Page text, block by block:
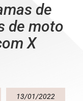
de
de moto
X
13/01/2022